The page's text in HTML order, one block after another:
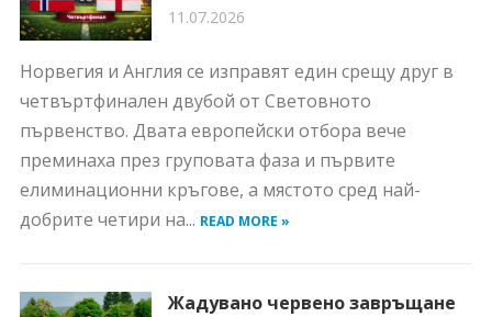
11.07.2026
Норвегия и Англия се изправят един срещу друг в
четвъртфинален двубой от Световното
първенство. Двата европейски отбора вече
преминаха през груповата фаза и първите
елиминационни кръгове, а мястото сред най-
добрите четири на... READ MORE »
Жадувано червено завръщане